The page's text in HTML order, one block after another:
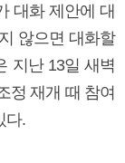
대화 제안에 대
않으면 대화할
지난 13일 새벽
정 재개 때 참여
다.